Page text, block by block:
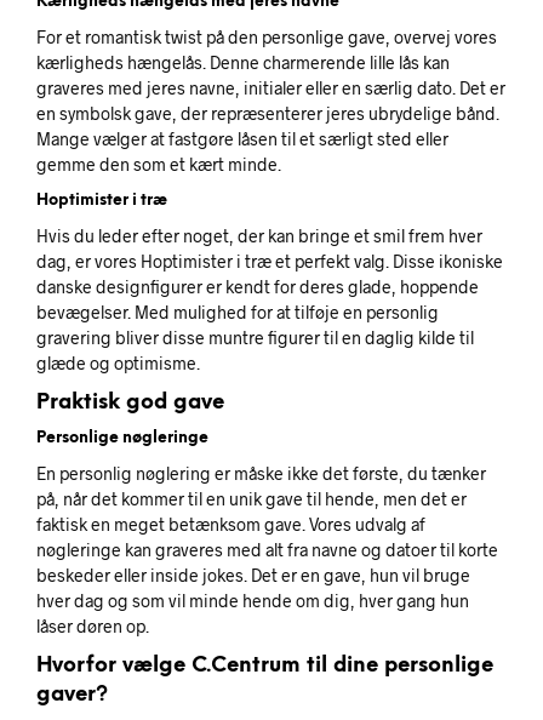
For et romantisk twist på den personlige gave, overvej vores
kærligheds hængelås. Denne charmerende lille lås kan
graveres med jeres navne, initialer eller en særlig dato. Det er
en symbolsk gave, der repræsenterer jeres ubrydelige bånd.
Mange vælger at fastgøre låsen til et særligt sted eller
gemme den som et kært minde.
Hoptimister i træ
Hvis du leder efter noget, der kan bringe et smil frem hver
dag, er vores Hoptimister i træ et perfekt valg. Disse ikoniske
danske designfigurer er kendt for deres glade, hoppende
bevægelser. Med mulighed for at tilføje en personlig
gravering bliver disse muntre figurer til en daglig kilde til
glæde og optimisme.
Praktisk god gave
Personlige nøgleringe
En personlig nøglering er måske ikke det første, du tænker
på, når det kommer til en unik gave til hende, men det er
faktisk en meget betænksom gave. Vores udvalg af
nøgleringe kan graveres med alt fra navne og datoer til korte
beskeder eller inside jokes. Det er en gave, hun vil bruge
hver dag og som vil minde hende om dig, hver gang hun
låser døren op.
Hvorfor vælge C.Centrum til dine personlige
gaver?